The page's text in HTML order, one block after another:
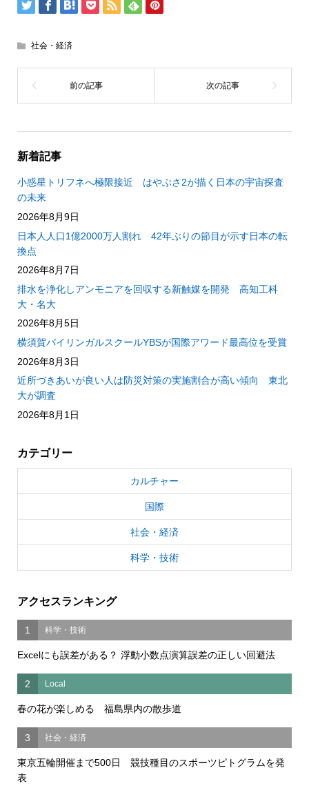
社会・経済
新着記事
小惑星トリフネへ極限接近 はやぶさ2が描く日本の宇宙探査
の未来
2026年8月9日
日本人人口1億2000万人割れ 42年ぶりの節目が示す日本の転
換点
2026年8月7日
排水を浄化しアンモニアを回収する新触媒を開発 高知工科
大・名大
2026年8月5日
横須賀バイリンガルスクールYBSが国際アワード最高位を受賞
2026年8月3日
近所づきあいが良い人は防災対策の実施割合が高い傾向 東北
大が調査
2026年8月1日
カテゴリー
カルチャー
国際
社会・経済
科学・技術
アクセスランキング
1 科学・技術
Excelにも誤差がある？ 浮動小数点演算誤差の正しい回避法
2 Local
春の花が楽しめる 福島県内の散歩道
3 社会・経済
東京五輪開催まで500日 競技種目のスポーツピトグラムを発
表